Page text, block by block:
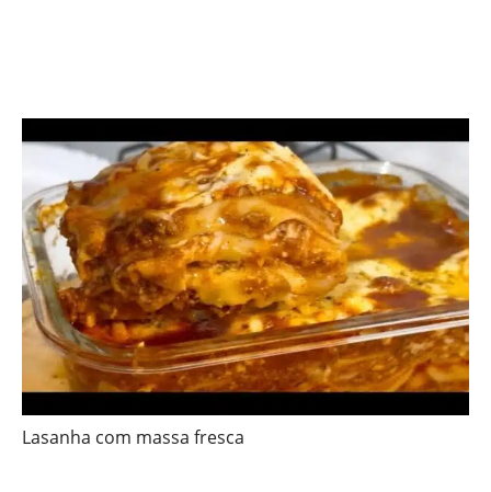
Lasanha com massa fresca